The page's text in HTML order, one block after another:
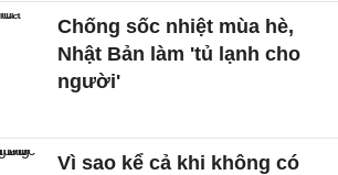
Chống sốc nhiệt mùa hè,
Nhật Bản làm 'tủ lạnh cho
người'
Vì sao kể cả khi không có